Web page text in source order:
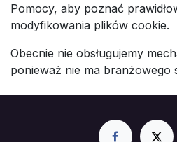
Pomocy, aby poznać
modyfikowania plików cookie.
Obecnie nie obsługujemy
ponieważ nie ma branżowego